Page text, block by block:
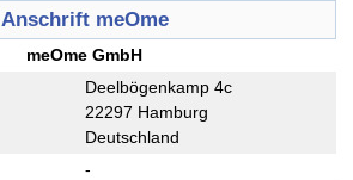
Anschrift meOme
meOme GmbH
Deelbögenkamp 4c
22297 Hamburg
Deutschland
-